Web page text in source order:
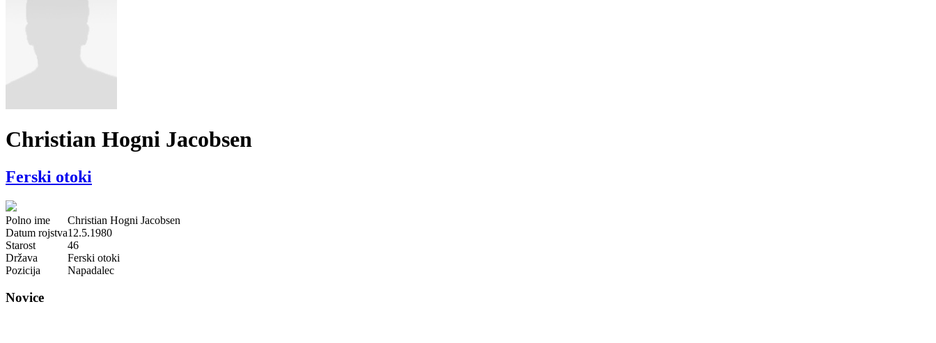
Christian Hogni Jacobsen
Ferski otoki
Polno ime
Christian Hogni Jacobsen
Datum rojstva12.5.1980
Starost
46
Država
Ferski otoki
Pozicija
Napadalec
Novice